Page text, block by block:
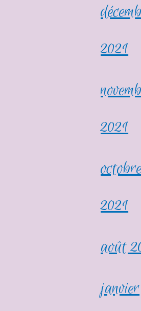
2021
2021
2021
août
janvier